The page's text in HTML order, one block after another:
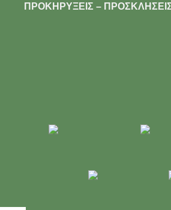
ΠΡΟΚΗΡΥΞΕΙΣ –